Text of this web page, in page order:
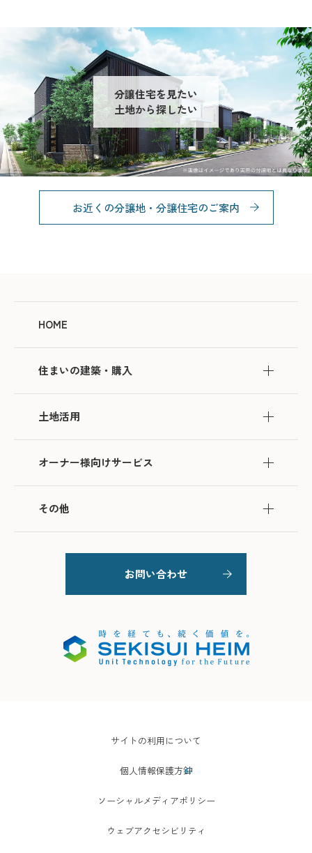
分譲住宅を見たい
土地から探したい
お近くの分譲地・分譲住宅のご案内
HOME
住まいの建築・購入
土地活用
オーナー様向けサービス
その他
お問い合わせ
サイトの利用について
個人情報保護方針
ソーシャルメディアポリシー
ウェブアクセシビリティ